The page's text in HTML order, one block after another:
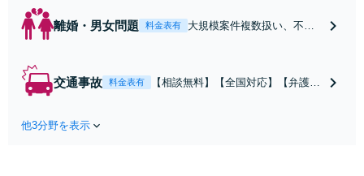
離婚・男女問題 料金表有
大規模案件複数扱い、不貞
富
交通事故 料金表有
【相談無料】【全国対応】【弁護士
他3分野を表示